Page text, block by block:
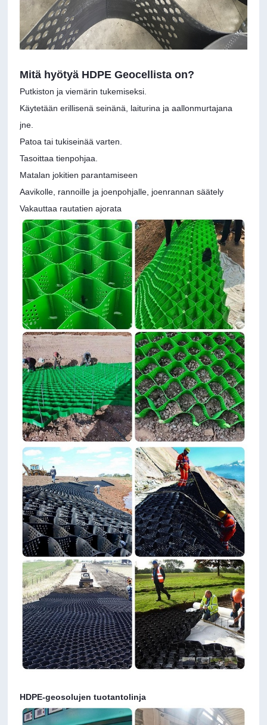
Mitä hyötyä HDPE Geocellista on?
Putkiston ja viemärin tukemiseksi.
Käytetään erillisenä seinänä, laiturina ja aallonmurtajana
jne.
Patoa tai tukiseinää varten.
Tasoittaa tienpohjaa.
Matalan jokitien parantamiseen
Aavikolle, rannoille ja joenpohjalle, joenrannan säätely
Vakauttaa rautatien ajorata
HDPE-geosolujen tuotantolinja